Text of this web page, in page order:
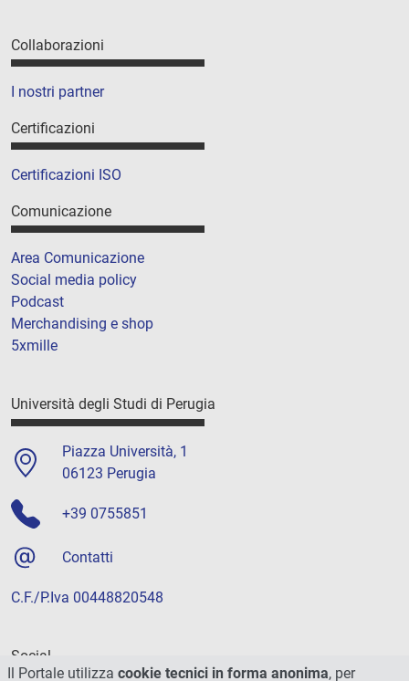
Collaborazioni
I nostri partner
Certificazioni
Certificazioni ISO
Comunicazione
Area Comunicazione
Social media policy
Podcast
Merchandising e shop
5xmille
Università degli Studi di Perugia
Piazza Università, 1
06123 Perugia
+39 0755851
Contatti
C.F./P.Iva 00448820548
Social
Il Portale utilizza cookie tecnici in forma anonima, per